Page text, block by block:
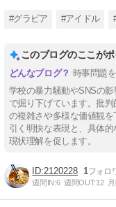
#グラビア #アイドル
このブログのここが
時事問題
学校の暴力騒動やSNSの
で掘り下げています。批
の複雑さや多様な価値観
引く明快な表現と、具体
現状理解を促します。
2120228 1
週間IN:6 週間OUT:12